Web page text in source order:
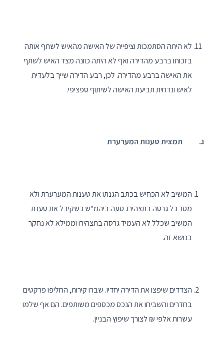
לא היתה הסתמכות וציפייה של האישה מהאיש לשתף אותה
בזכותו ברבע מהדירה ואף לא היתה כוונה מצד האיש לשתף
את האישה ברבע מהדירה. לכן, רבע הדירה שייך בלעדית
לאיש ונדחית תביעת האישה לשיתוף ספציפי.
ג. תמצית טענות המערערת
המשיב לא הכחיש בכתב הגנתו את טענות המערערת ולא
מסר כל גרסה בתצהירו. טעה ביהמ"ש כשקיבל את טענת
המשיב שכלל לא העמיד גרסה בתצהירו וממילא לא נחקר
בנושא זה.
הצדדים שיפצו את הדירה יחדיו. שברו קירות, החליפו פרקטים
בחדרים והשביחו את הנכס מכספים משותפים. הם אף שלמו
עשרות אלפי ₪ לצורך שיפוץ הבניין.